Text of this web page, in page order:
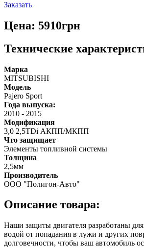
Заказать
Цена: 5910грн
Технические
Марка
MITSUBISHI
Модель
Pajero Sport
Года выпуска:
2010 - 2015
Модификация
3,0 2,5TDi АКПП/МКПП
Что защищает
Элементы топливной системы
Толщина
2,5мм
Производитель
ООО "Полигон-Авто"
Описание товара:
Наши защиты двигателя разработаны
водой от попадания в лужи и других
долговечности, чтобы ваш автомобиль